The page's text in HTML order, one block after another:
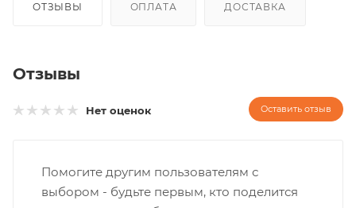
ОТЗЫВЫ ОПЛАТА ДОСТАВКА
Отзывы
Нет оценок Оставить отзыв
Помогите другим пользователям с
выбором - будьте первым, кто поделится